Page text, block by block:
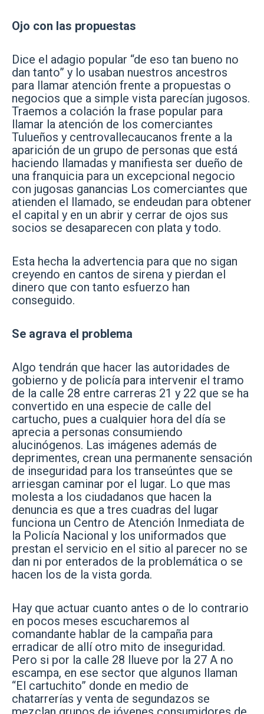
Ojo con las propuestas
Dice el adagio popular “de eso tan bueno no
dan tanto” y lo usaban nuestros ancestros
para llamar atención frente a propuestas o
negocios que a simple vista parecían jugosos.
Traemos a colación la frase popular para
llamar la atención de los comerciantes
Tulueños y centrovallecaucanos frente a la
aparición de un grupo de personas que está
haciendo llamadas y manifiesta ser dueño de
una franquicia para un excepcional negocio
con jugosas ganancias Los comerciantes que
atienden el llamado, se endeudan para obtener
el capital y en un abrir y cerrar de ojos sus
socios se desaparecen con plata y todo.
Esta hecha la advertencia para que no sigan
creyendo en cantos de sirena y pierdan el
dinero que con tanto esfuerzo han
conseguido.
Se agrava el problema
Algo tendrán que hacer las autoridades de
gobierno y de policía para intervenir el tramo
de la calle 28 entre carreras 21 y 22 que se ha
convertido en una especie de calle del
cartucho, pues a cualquier hora del día se
aprecia a personas consumiendo
alucinógenos. Las imágenes además de
deprimentes, crean una permanente sensación
de inseguridad para los transeúntes que se
arriesgan caminar por el lugar. Lo que mas
molesta a los ciudadanos que hacen la
denuncia es que a tres cuadras del lugar
funciona un Centro de Atención Inmediata de
la Policía Nacional y los uniformados que
prestan el servicio en el sitio al parecer no se
dan ni por enterados de la problemática o se
hacen los de la vista gorda.
Hay que actuar cuanto antes o de lo contrario
en pocos meses escucharemos al
comandante hablar de la campaña para
erradicar de allí otro mito de inseguridad.
Pero si por la calle 28 llueve por la 27 A no
escampa, en ese sector que algunos llaman
“El cartuchito” donde en medio de
chatarrerías y venta de segundazos se